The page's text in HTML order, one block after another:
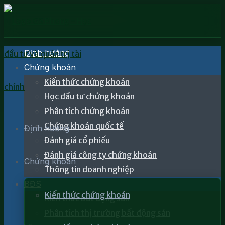
Định hướng
Chứng khoán
Kiến thức chứng khoán
Định hướng
Chứng khoán
Kiến thức chứng khoán
Học đầu tư chứng khoán
Phân tích chứng khoán
Chứng khoán quốc tế
Đánh giá cổ phiếu
Đánh giá công ty chứng khoán
Thông tin doanh nghiệp
BĐS
Kiến thức bất động sản